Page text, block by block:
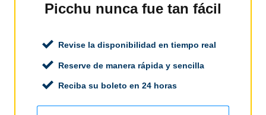
Picchu nunca fue tan fácil
Revise la disponibilidad en tiempo real
Reserve de manera rápida y sencilla
Reciba su boleto en 24 horas